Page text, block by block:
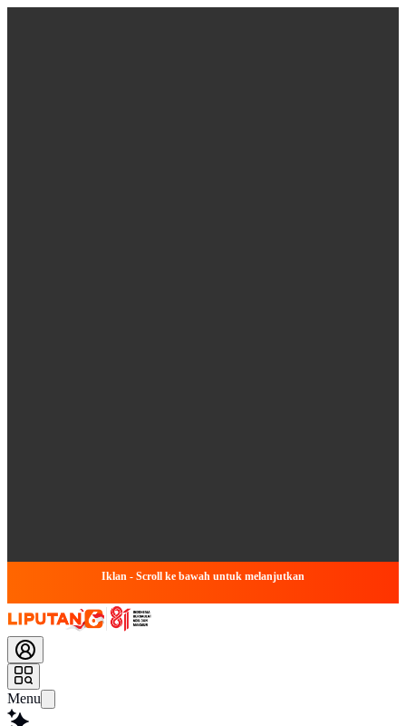
Iklan - Scroll ke bawah untuk melanjutkan
Menu